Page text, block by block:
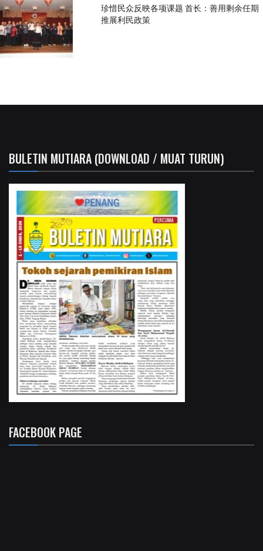
珍惜民众反映各项课题 首长：善用剩余任期
推展利民政策
BULETIN MUTIARA (DOWNLOAD / MUAT TURUN)
FACEBOOK PAGE